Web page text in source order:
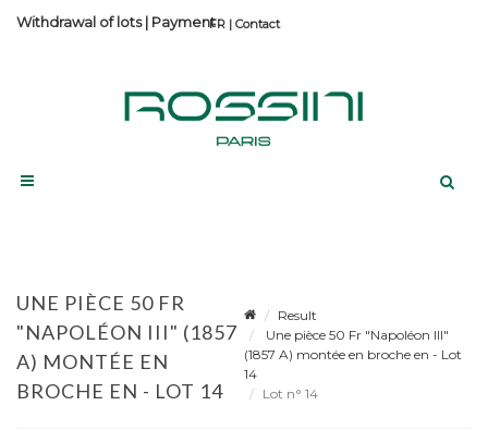
Contact
Withdrawal of lots| Payment
UNE PIÈCE 50 FR
"NAPOLÉON III" (1857
A) MONTÉE EN
BROCHE EN - LOT 14
Result
Une pièce 50 Fr "Napoléon III"
(1857 A) montée en broche en - Lot
14
Lot n° 14